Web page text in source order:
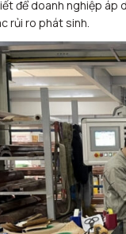
để doanh nghiệp áp
rủi ro phát sinh.